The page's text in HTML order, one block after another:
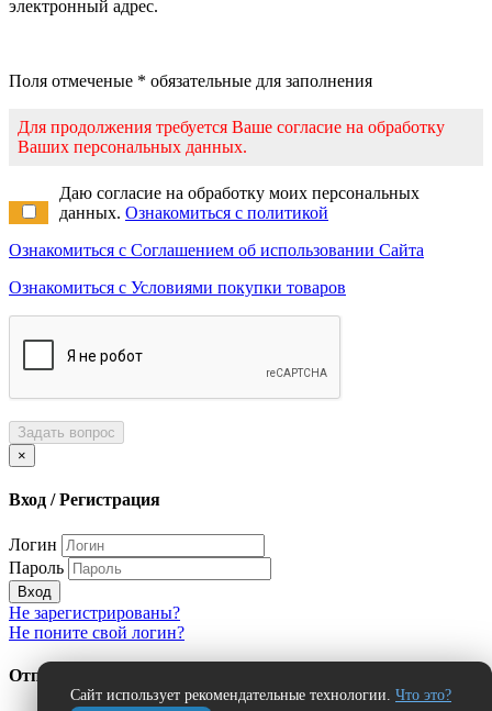
Сайт использует рекомендательные технологии. Что это?
электронный адрес.
Поля отмеченые * обязательные для заполнения
Для продолжения требуется Ваше согласие на обработку
Ваших персональных данных.
Даю согласие на обработку моих персональных
данных. Ознакомиться с политикой
Ознакомиться с Соглашением об использовании Сайта
Ознакомиться с Условиями покупки товаров
Задать вопрос
×
Вход / Регистрация
Логин
Пароль
Вход
Не зарегистрированы?
Не поните свой логин?
Отправить сообщение об ошибке?